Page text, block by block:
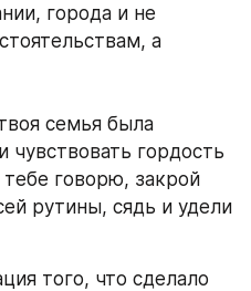
города и не
а
семья была
чувствовать гордость
говорю, закрой
рутины, сядь и удели
того, что сделало